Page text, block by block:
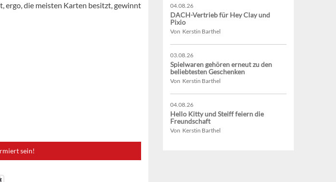
ergo, die meisten Karten besitzt, gewinnt
sein!
04.08.26
DACH-Vertrieb für Hey Clay und
Pixio
Von Kerstin Barthel
03.08.26
Spielwaren gehören erneut zu den
beliebtesten Geschenken
Von Kerstin Barthel
04.08.26
Hello Kitty und Steiff feiern die
Freundschaft
Von Kerstin Barthel